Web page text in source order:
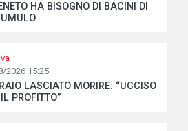
HA BISOGNO DI BACINI DI
2026 15:25
LASCIATO MORIRE: “UCCISO
PROFITTO”